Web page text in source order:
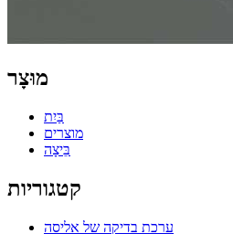
מוּצָר
בַּיִת
מוצרים
בֵּיצָה
קטגוריות
ערכת בדיקה של אליסה